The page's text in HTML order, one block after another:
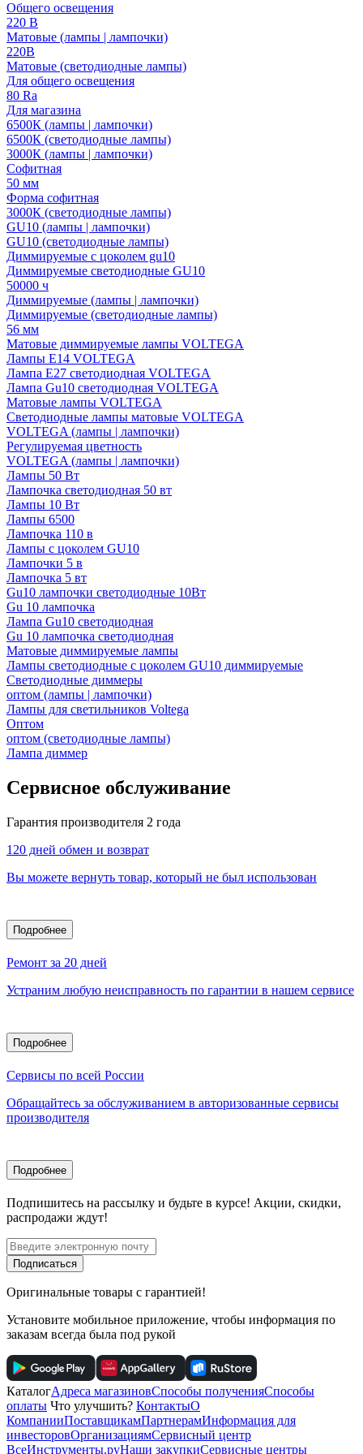
Общего освещения
220 В
Матовые (лампы | лампочки)
220В
Матовые (светодиодные лампы)
Для общего освещения
80 Ra
Для магазина
6500К (лампы | лампочки)
6500К (светодиодные лампы)
3000К (лампы | лампочки)
Софитная
50 мм
Форма софитная
3000К (светодиодные лампы)
GU10 (лампы | лампочки)
GU10 (светодиодные лампы)
Диммируемые с цоколем gu10
Диммируемые светодиодные GU10
50000 ч
Диммируемые (лампы | лампочки)
Диммируемые (светодиодные лампы)
56 мм
Матовые диммируемые лампы VOLTEGA
Лампы E14 VOLTEGA
Лампа E27 светодиодная VOLTEGA
Лампа Gu10 светодиодная VOLTEGA
Матовые лампы VOLTEGA
Светодиодные лампы матовые VOLTEGA
VOLTEGA (лампы | лампочки)
Регулируемая цветность
VOLTEGA (лампы | лампочки)
Лампы 50 Вт
Лампочка светодиодная 50 вт
Лампы 10 Вт
Лампы 6500
Лампочка 110 в
Лампы с цоколем GU10
Лампочки 5 в
Лампочка 5 вт
Gu10 лампочки светодиодные 10Вт
Gu 10 лампочка
Лампа Gu10 светодиодная
Gu 10 лампочка светодиодная
Матовые диммируемые лампы
Лампы светодиодные с цоколем GU10 диммируемые
Светодиодные диммеры
оптом (лампы | лампочки)
Лампы для светильников Voltega
Оптом
оптом (светодиодные лампы)
Лампа диммер
Сервисное обслуживание
Гарантия производителя 2 года
120 дней обмен и возврат
Вы можете вернуть товар, который не был использован
Подробнее
Ремонт за 20 дней
Устраним любую неисправность по гарантии в нашем сервисе
Подробнее
Сервисы по всей России
Обращайтесь за обслуживанием в авторизованные сервисы
производителя
Подробнее
Подпишитесь на рассылку и будьте в курсе! Акции, скидки,
распродажи ждут!
Подписаться
Оригинальные товары с гарантией!
Установите мобильное приложение, чтобы информация по
заказам всегда была под рукой
КаталогАдреса магазиновСпособы полученияСпособы
оплаты Что улучшить? КонтактыО
КомпанииПоставщикамПартнерамИнформация для
инвесторовОрганизациямСервисный центр
ВсеИнструменты.руНаши закупкиСервисные центры